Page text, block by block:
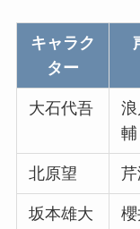
キャラク
ター
大石代吾
輔
北原望
坂本雄大
櫻